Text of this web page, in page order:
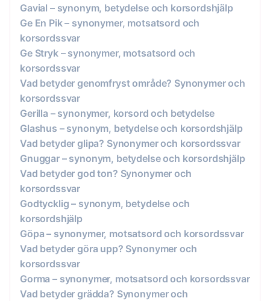
Gavial – synonym, betydelse och korsordshjälp
Ge En Pik – synonymer, motsatsord och
korsordssvar
Ge Stryk – synonymer, motsatsord och
korsordssvar
Vad betyder genomfryst område? Synonymer och
korsordssvar
Gerilla – synonymer, korsord och betydelse
Glashus – synonym, betydelse och korsordshjälp
Vad betyder glipa? Synonymer och korsordssvar
Gnuggar – synonym, betydelse och korsordshjälp
Vad betyder god ton? Synonymer och
korsordssvar
Godtycklig – synonym, betydelse och
korsordshjälp
Göpa – synonymer, motsatsord och korsordssvar
Vad betyder göra upp? Synonymer och
korsordssvar
Gorma – synonymer, motsatsord och korsordssvar
Vad betyder grädda? Synonymer och